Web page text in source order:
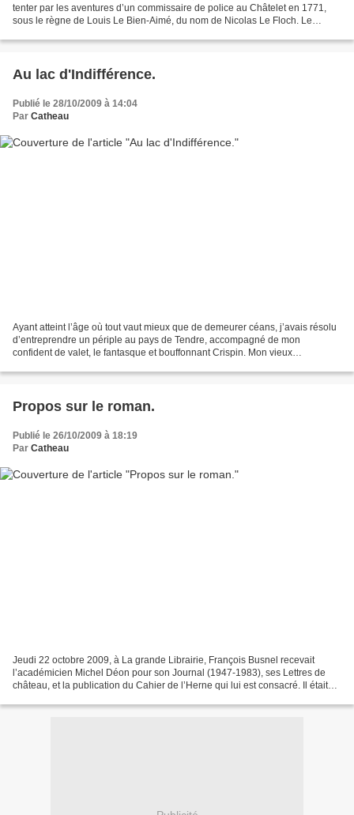
tenter par les aventures d’un commissaire de police au Châtelet en 1771,
sous le règne de Louis Le Bien-Aimé, du nom de Nicolas Le Floch. Le
Au lac d'Indifférence.
Publié le 28/10/2009 à 14:04
Par Catheau
Ayant atteint l’âge où tout vaut mieux que de demeurer céans, j’avais résolu
d’entreprendre un périple au pays de Tendre, accompagné de mon
confident de valet, le fantasque et bouffonnant Crispin. Mon vieux
Propos sur le roman.
Publié le 26/10/2009 à 18:19
Par Catheau
Jeudi 22 octobre 2009, à La grande Librairie, François Busnel recevait
l’académicien Michel Déon pour son Journal (1947-1983), ses Lettres de
château, et la publication du Cahier de l’Herne qui lui est consacré. Il était